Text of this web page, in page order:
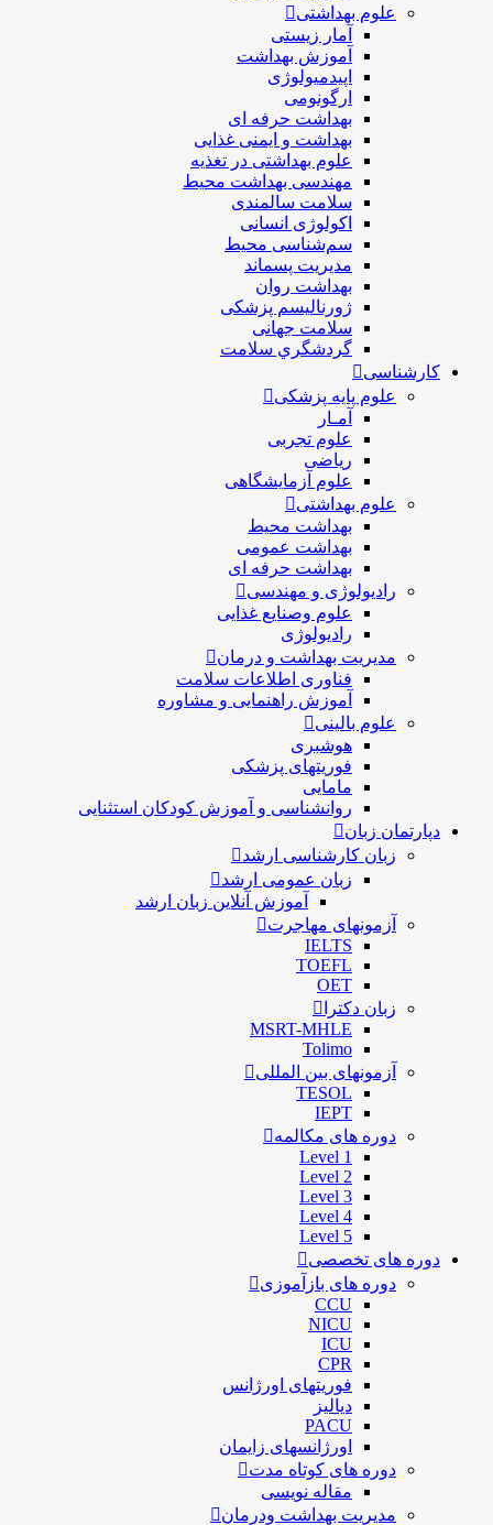
علوم بهداشتی
آمار زیستی
آموزش بهداشت
اپیدمیولوژی
ارگونومی
بهداشت حرفه ای
بهداشت و ایمنی غذایی
علوم بهداشتی در تغذیه
مهندسی بهداشت محيط
سلامت سالمندی
اکولوژی انسانی
سم‌شناسی محیط
مدیریت پسماند
بهداشت روان
ژورنالیسم پزشکی
سلامت جهانی
گردشگري سلامت
کارشناسی
علوم پایه پزشکی
آمـار
علوم تجربی
ریاضی
علوم آزمایشگاهی
علوم بهداشتی
بهداشت محیط
بهداشت عمومی
بهداشت حرفه ای
رادیولوژی و مهندسی
علوم وصنایع غذایی
رادیولوژی
مدیریت بهداشت و درمان
فناوری اطلاعات سلامت
آموزش راهنمایی و مشاوره
علوم بالینی
هوشبری
فوریتهای پزشکی
مامایی
روانشناسی و آموزش کودکان استثنایی
دپارتمان زبان
زبان کارشناسی ارشد
زبان عمومی ارشد
آموزش آنلاین زبان ارشد
آزمونهای مهاجرت
IELTS
TOEFL
OET
زبان دکترا
MSRT-MHLE
Tolimo
آزمونهای بین المللی
TESOL
IEPT
دوره های مکالمه
Level 1
Level 2
Level 3
Level 4
Level 5
دوره های تخصصی
دوره های بازآموزی
CCU
NICU
ICU
CPR
فوریتهای اورژانس
دیالیز
PACU
اورژانسهای زایمان
دوره های کوتاه مدت
مقاله نویسی
مدیریت بهداشت ودرمان